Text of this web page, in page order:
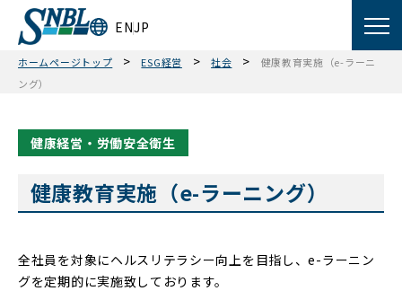
ENJP
ホームページトップ > ESG経営 > 社会 >
健康教育実施（e-ラーニ
ング）
健康教育実施（e-ラーニング）
健康経営・労働安全衛生
全社員を対象にヘルスリテラシー向上を目指し、e-ラーニン
グを定期的に実施致しております。